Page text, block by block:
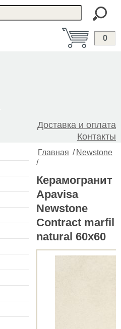
0
Доставка и оплата
Контакты
Главная / Newstone
/
Керамогранит
Apavisa
Newstone
Contract marfil
natural 60x60